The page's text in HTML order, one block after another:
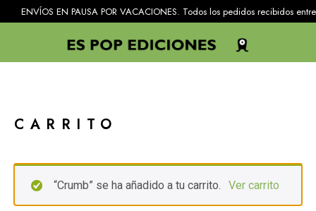
ENVÍOS EN PAUSA POR VACACIONES. Todos los pedidos recibidos
CARRITO
“Crumb” se ha añadido a tu carrito. Ver carrito